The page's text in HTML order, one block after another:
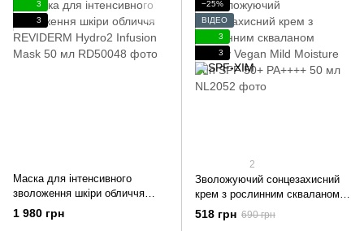
3
3
Маска для інтенсивного
зволоження шкіри обличчя
REVIDERM Hydro2 Infusion
Mask 50 мл
1 980 грн
−25%
ВІДЕО
3
3
2
Зволожуючий сонцезахисний
крем з рослинним скваланом
Needly Vegan Mild Moisture Sun
SPF 50+ PA++++ 50 мл
518 грн 690 грн